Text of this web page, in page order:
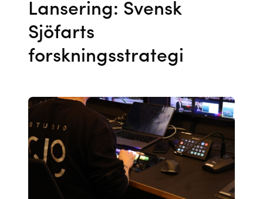
Lansering: Svensk
Sjöfarts
forskningsstrategi